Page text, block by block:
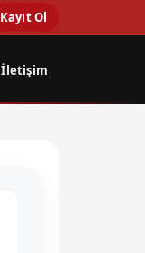
Kayıt Ol
İletişim